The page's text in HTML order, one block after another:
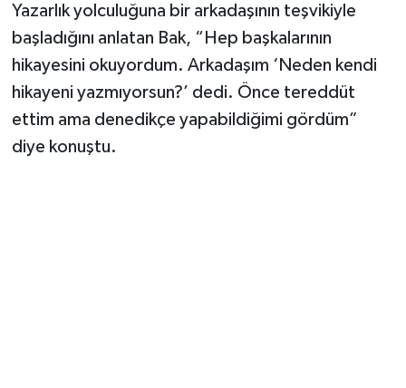
Yazarlık yolculuğuna bir arkadaşının teşvikiyle
başladığını anlatan Bak, “Hep başkalarının
hikayesini okuyordum. Arkadaşım ‘Neden kendi
hikayeni yazmıyorsun?’ dedi. Önce tereddüt
ettim ama denedikçe yapabildiğimi gördüm”
diye konuştu.